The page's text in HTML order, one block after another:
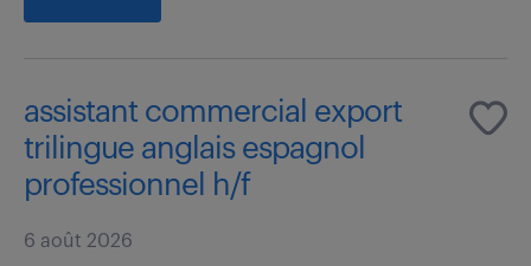
assistant commercial export
trilingue anglais espagnol
professionnel h/f
6 août 2026